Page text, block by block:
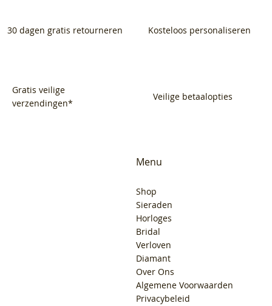
30 dagen gratis retourneren Kosteloos personaliseren
Gratis veilige
verzendingen*
Veilige betaalopties
Menu
Shop
Sieraden
Horloges
Bridal
Verloven
Diamant
Over Ons
Algemene Voorwaarden
Privacybeleid